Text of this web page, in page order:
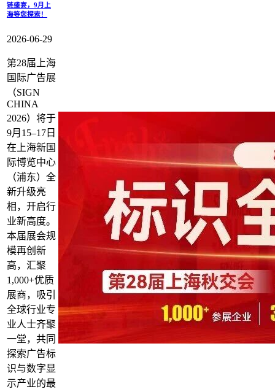
链盛宴，9月上
海等您探索！
2026-06-29
第28届上海
国际广告展
（SIGN
CHINA
2026）将于
9月15–17日
在上海新国
际博览中心
（浦东）全
新升级亮
相，开启行
业新高度。
本届展会规
模再创新
高，汇聚
1,000+优质
展商，吸引
全球行业专
业人士齐聚
一堂，共同
探索广告标
识与数字显
示产业的最